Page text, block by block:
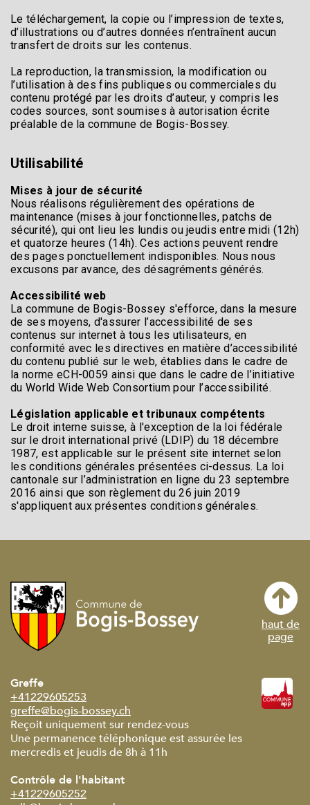
Le téléchargement, la copie ou l’impression de textes,
d’illustrations ou d’autres données n’entraînent aucun
transfert de droits sur les contenus.
La reproduction, la transmission, la modification ou
l’utilisation à des fins publiques ou commerciales du
contenu protégé par les droits d’auteur, y compris les
codes sources, sont soumises à autorisation écrite
préalable de la commune de Bogis-Bossey.
Utilisabilité
Mises à jour de sécurité
Nous réalisons régulièrement des opérations de
maintenance (mises à jour fonctionnelles, patchs de
sécurité), qui ont lieu les lundis ou jeudis entre midi (12h)
et quatorze heures (14h). Ces actions peuvent rendre
des pages ponctuellement indisponibles. Nous nous
excusons par avance, des désagréments générés.
Accessibilité web
La commune de Bogis-Bossey s'efforce, dans la mesure
de ses moyens, d'assurer l’accessibilité de ses
contenus sur internet à tous les utilisateurs, en
conformité avec les directives en matière d’accessibilité
du contenu publié sur le web, établies dans le cadre de
la norme eCH-0059 ainsi que dans le cadre de l’initiative
du World Wide Web Consortium pour l’accessibilité.
Législation applicable et tribunaux compétents
Le droit interne suisse, à l'exception de la loi fédérale
sur le droit international privé (LDIP) du 18 décembre
1987, est applicable sur le présent site internet selon
les conditions générales présentées ci-dessus. La loi
cantonale sur l’administration en ligne du 23 septembre
2016 ainsi que son règlement du 26 juin 2019
s'appliquent aux présentes conditions générales.
Greffe
+41229605253
greffe@bogis-bossey.ch
Reçoit uniquement sur rendez-vous
Une permanence téléphonique est assurée les
mercredis et jeudis de 8h à 11h
Contrôle de l'habitant
+41229605252
haut de
page